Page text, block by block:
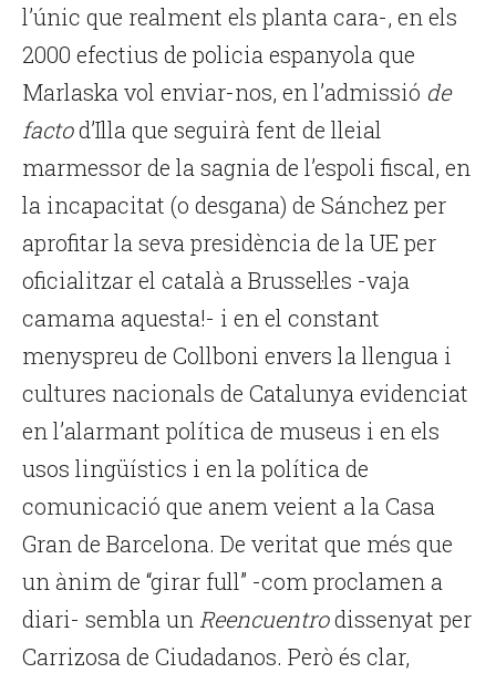
l’únic que realment els planta cara-, en els
2000 efectius de policia espanyola que
Marlaska vol enviar-nos, en l’admissió de
factod’Illa que seguirà fent de lleial
marmessor de la sagnia de l’espoli fiscal, en
la incapacitat (o desgana) de Sánchez per
aprofitar la seva presidència de la UE per
oficialitzar el català a Brussel·les -vaja
camama aquesta!- i en el constant
menyspreu de Collboni envers la llengua i
cultures nacionals de Catalunya evidenciat
en l’alarmant política de museus i en els
usos lingüístics i en la política de
comunicació que anem veient a la Casa
Gran de Barcelona. De veritat que més que
un ànim de “girar full” -com proclamen a
diari- sembla unReencuentrodissenyat per
Carrizosa de Ciudadanos. Però és clar,